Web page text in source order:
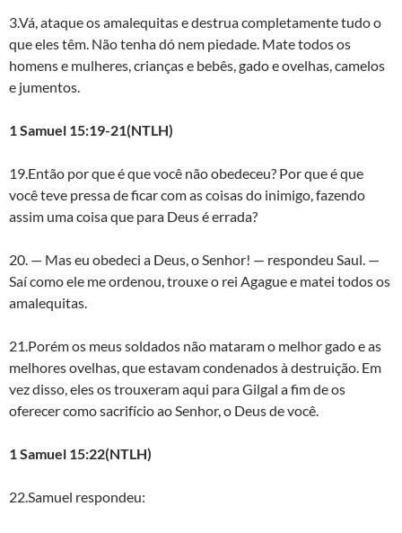
3.Vá, ataque os amalequitas e destrua completamente tudo o
que eles têm. Não tenha dó nem piedade. Mate todos os
homens e mulheres, crianças e bebês, gado e ovelhas, camelos
e jumentos.
1 Samuel 15:19-21(NTLH)
19.Então por que é que você não obedeceu? Por que é que
você teve pressa de ficar com as coisas do inimigo, fazendo
assim uma coisa que para Deus é errada?
20. — Mas eu obedeci a Deus, o Senhor! — respondeu Saul. —
Saí como ele me ordenou, trouxe o rei Agague e matei todos os
amalequitas.
21.Porém os meus soldados não mataram o melhor gado e as
melhores ovelhas, que estavam condenados à destruição. Em
vez disso, eles os trouxeram aqui para Gilgal a fim de os
oferecer como sacrifício ao Senhor, o Deus de você.
1 Samuel 15:22(NTLH)
22.Samuel respondeu: